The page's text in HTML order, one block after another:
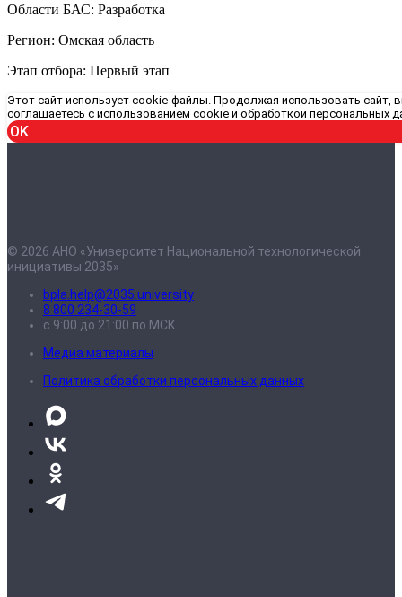
Области БАС: Разработка
Регион: Омская область
Этап отбора: Первый этап
Этот сайт использует cookie-файлы. Продолжая использовать сайт,
соглашаетесь с использованием cookie и обработкой персональных
OK
© 2026 АНО «Университет Национальной технологической
инициативы 2035»
bpla.help@2035.university
8 800 234-30-59
с 9:00 до 21:00 по МСК
Медиа материалы
Политика обработки персональных данных